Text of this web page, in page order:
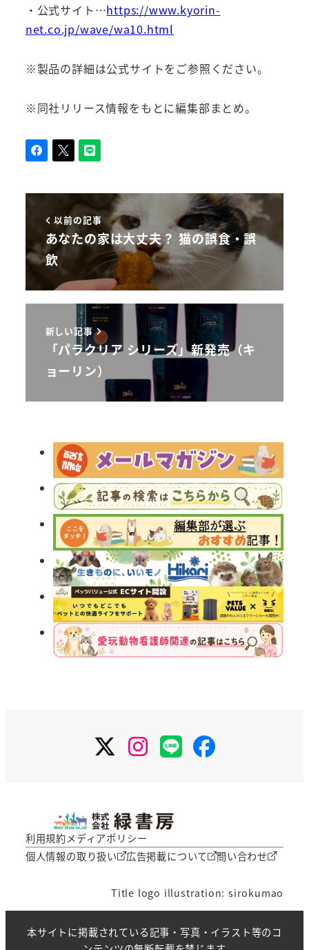
・公式サイト…https://www.kyorin-
net.co.jp/wave/wa10.html
※製品の詳細は公式サイトをご参照ください。
※同社リリース情報をもとに編集部まとめ。
以前の記事
あなたの家は大丈夫？ 猫の誤食・誤
飲
新しい記事
「パラクリア シリーズ」新発売（キ
ョーリン）
Instagram
LINE Facebook
利用規約メディアポリシー
個人情報の取り扱い
広告掲載について 問い合わせ
Title logo illustration: sirokumao
本サイトに掲載されている記事・写真・イラスト等のコ